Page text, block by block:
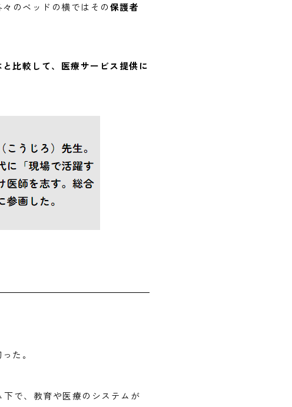
のベッドの横ではその保護者
と比較して、医療サービス提供に
た。
で、教育や医療のシステムが